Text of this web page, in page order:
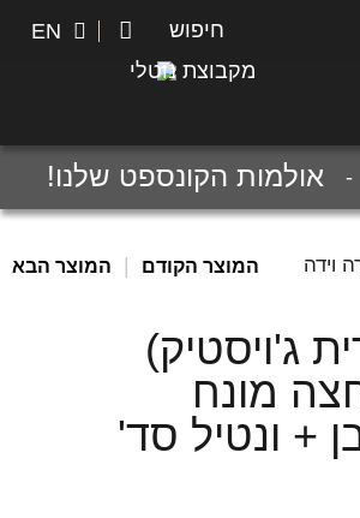
חיפוש EN
מקבוצת נוטלי
אולמות הקונספט שלנו!
וידה המוצר הקודם המוצר הבא
ג'ויסטיק)
מונח
+ ונטיל סד'